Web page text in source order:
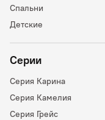
Спальни
Детские
Серии
Серия Карина
Серия Камелия
Серия Грейс